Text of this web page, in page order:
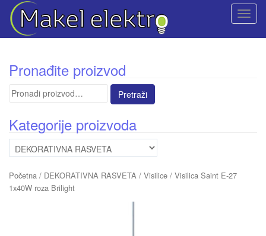
T
Pronađite proizvod
Pretraga
Kategorije proizvoda
Početna / DEKORATIVNA RASVETA / Visilice / Visilica Saint E-27
1x40W roza Brilight